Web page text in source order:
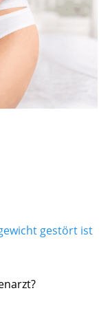
gestört ist